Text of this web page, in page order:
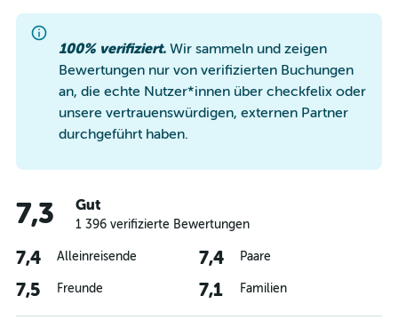
100% verifiziert. Wir sammeln und zeigen
Bewertungen nur von verifizierten Buchungen
an, die echte Nutzer*innen über checkfelix oder
unsere vertrauenswürdigen, externen Partner
durchgeführt haben.
7,3 Gut
1 396 verifizierte Bewertungen
7,4 Alleinreisende 7,4 Paare
7,5 Freunde 7,1 Familien